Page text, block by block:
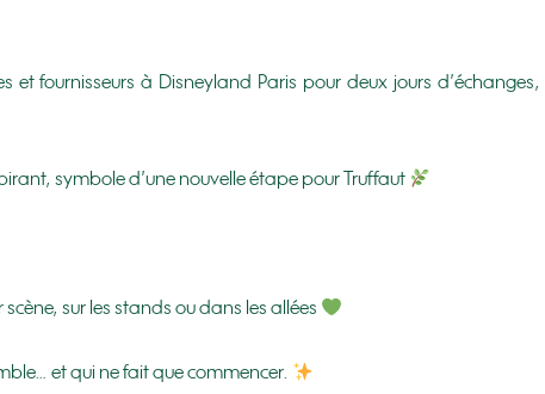
fournisseurs à Disneyland Paris pour deux jours d’échanges,
symbole d’une nouvelle étape pour Truffaut
sur les stands ou dans les allées
et qui ne fait que commencer.